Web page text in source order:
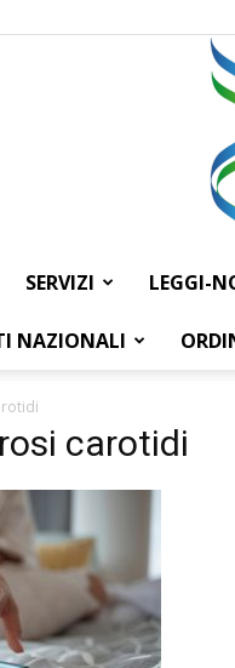
SERVIZI LEGGI-
NAZIONALI
carotidi